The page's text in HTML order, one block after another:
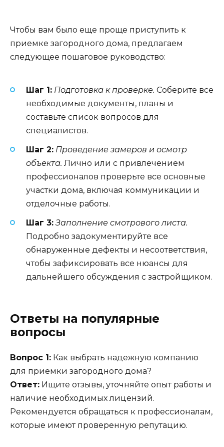
Чтобы вам было еще проще приступить к
приемке загородного дома, предлагаем
следующее пошаговое руководство:
Шаг 1: Подготовка к проверке. Соберите все
необходимые документы, планы и
составьте список вопросов для
специалистов.
Шаг 2: Проведение замеров и осмотр
объекта. Лично или с привлечением
профессионалов проверьте все основные
участки дома, включая коммуникации и
отделочные работы.
Шаг 3: Заполнение смотрового листа.
Подробно задокументируйте все
обнаруженные дефекты и несоответствия,
чтобы зафиксировать все нюансы для
дальнейшего обсуждения с застройщиком.
Ответы на популярные
вопросы
Вопрос 1: Как выбрать надежную компанию
для приемки загородного дома?
Ответ: Ищите отзывы, уточняйте опыт работы и
наличие необходимых лицензий.
Рекомендуется обращаться к профессионалам,
которые имеют проверенную репутацию.